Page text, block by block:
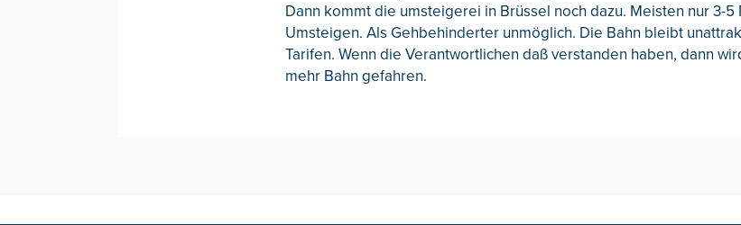
Dann kommt die umsteigerei in Brüssel noch dazu. Meisten nur 3-5
Umsteigen. Als Gehbehinderter unmöglich. Die Bahn bleibt
Tarifen. Wenn die Verantwortlichen daß verstanden haben, dann
mehr Bahn gefahren.